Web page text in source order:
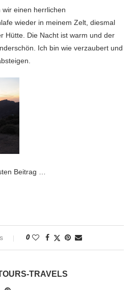
wir einen herrlichen
wieder in meinem Zelt, diesmal
Hütte. Die Nacht ist warm und der
Ich bin wie verzaubert und
Beitrag …
0
TRAVELS